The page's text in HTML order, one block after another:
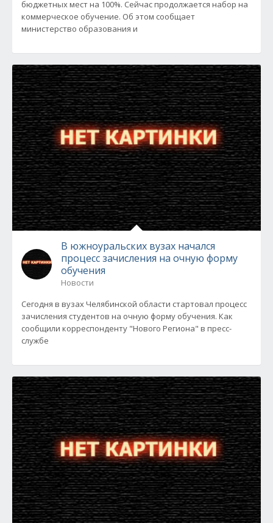
бюджетных мест на 100%. Сейчас продолжается набор на
коммерческое обучение. Об этом сообщает
министерство образования и
В южноуральских вузах начался
процесс зачисления на очную форму
обучения
Новости
Сегодня в вузах Челябинской области стартовал процесс
зачисления студентов на очную форму обучения. Как
сообщили корреспонденту "Нового Региона" в пресс-
службе